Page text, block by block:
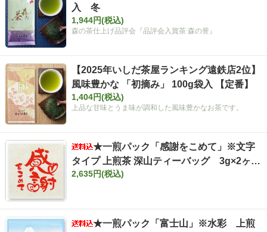
入 冬
1,944円(税込)
森の茶仕上げ品評会『品評会入賞茶 森の誉』
【2025年いしだ茶屋ランキング遠鉄店2位】
風味豊かな 「初摘み」 100g袋入 【定番】
1,404円(税込)
上品な甘味とうま味が調和した風味豊かなお茶です。
★一煎パック「感謝をこめて」※文字
タイプ 上煎茶 深山ティーバッグ 3g×2ヶ
入 まとめ買いセット【ポスト投函便・送料
2,635円(税込)
★一煎パック「富士山」※水彩 上煎